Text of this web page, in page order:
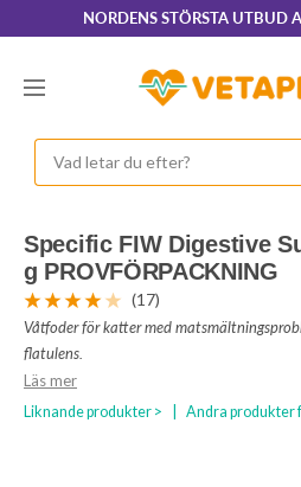
till
NORDENS STÖRSTA UTBUD
Navigering
VetaPet.com
Specific FIW Digestive
g PROVFÖRPACKNING
(17)
Våtfoder för katter med
flatulens.
Läs mer
Liknande produkter > Andra produkter